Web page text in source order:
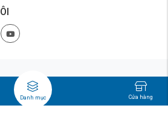
Danh mục Cửa hàng